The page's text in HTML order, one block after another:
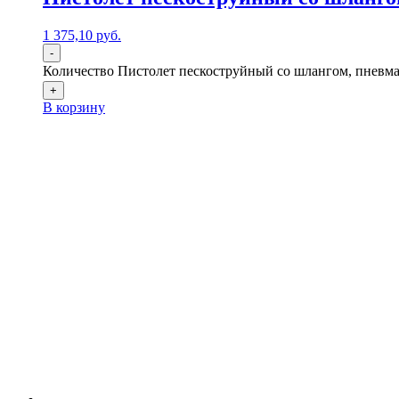
1 375,10 руб.
-
Количество Пистолет пескоструйный со шлангом,
+
В корзину